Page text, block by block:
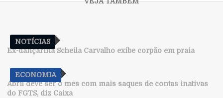
NOTÍCIAS
Ex-dançarina Scheila Carvalho exibe corpão em praia
ECONOMIA
Abril deve ser o mês com mais saques de contas inativas
do FGTS, diz Caixa